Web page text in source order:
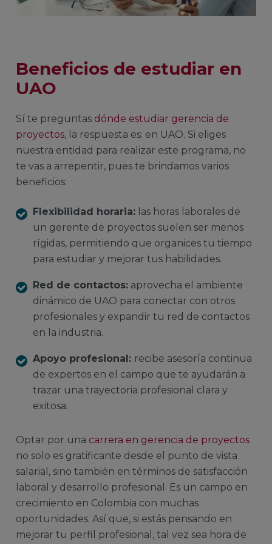
Beneficios de estudiar en
UAO
Sí te preguntas dónde estudiar gerencia de
proyectos, la respuesta es: en UAO. Si eliges
nuestra entidad para realizar este programa, no
te vas a arrepentir, pues te brindamos varios
beneficios:
Flexibilidad horaria: las horas laborales de
un gerente de proyectos suelen ser menos
rígidas, permitiendo que organices tu tiempo
para estudiar y mejorar tus habilidades.
Red de contactos: aprovecha el ambiente
dinámico de UAO para conectar con otros
profesionales y expandir tu red de contactos
en la industria.
Apoyo profesional: recibe asesoría continua
de expertos en el campo que te ayudarán a
trazar una trayectoria profesional clara y
exitosa.
Optar por una carrera en gerencia de proyectos
no solo es gratificante desde el punto de vista
salarial, sino también en términos de satisfacción
laboral y desarrollo profesional. Es un campo en
crecimiento en Colombia con muchas
oportunidades. Así que, si estás pensando en
mejorar tu perfil profesional, tal vez sea hora de